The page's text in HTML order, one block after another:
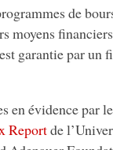
de
moyens
garantie par un
en évidence par
Reportde